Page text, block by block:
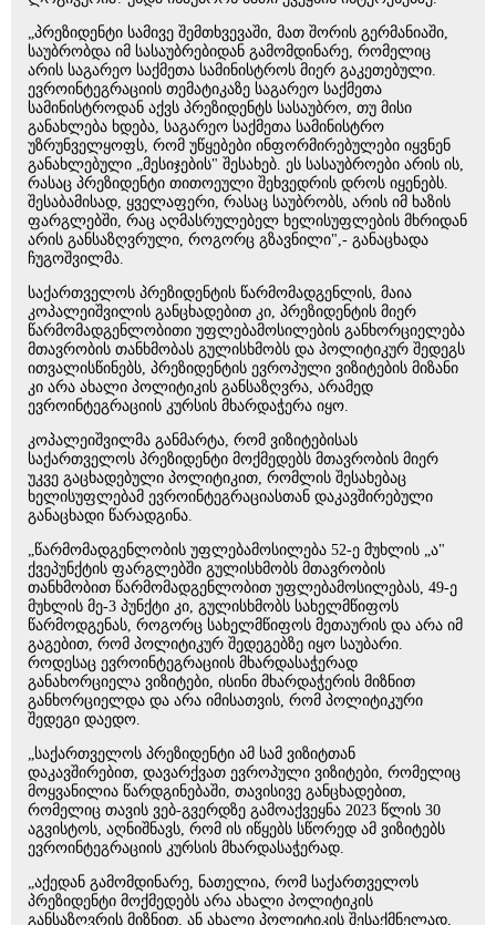
„პრეზიდენტი სამივე შემთხვევაში, მათ შორის გერმანიაში,
საუბრობდა იმ სასაუბრებიდან გამომდინარე, რომელიც
არის საგარეო საქმეთა სამინისტროს მიერ გაკეთებული.
ევროინტეგრაციის თემატიკაზე საგარეო საქმეთა
სამინისტროდან აქვს პრეზიდენტს სასაუბრო, თუ მისი
განახლება ხდება, საგარეო საქმეთა სამინისტრო
უზრუნველყოფს, რომ უწყებები ინფორმირებულები იყვნენ
განახლებული „მესიჯების" შესახებ. ეს სასაუბროები არის ის,
რასაც პრეზიდენტი თითოეული შეხვედრის დროს იყენებს.
შესაბამისად, ყველაფერი, რასაც საუბრობს, არის იმ ხაზის
ფარგლებში, რაც აღმასრულებელ ხელისუფლების მხრიდან
არის განსაზღვრული, როგორც გზავნილი",- განაცხადა
ჩუგოშვილმა.
საქართველოს პრეზიდენტის წარმომადგენლის, მაია
კოპალეიშვილის განცხადებით კი, პრეზიდენტის მიერ
წარმომადგენლობითი უფლებამოსილების განხორციელება
მთავრობის თანხმობას გულისხმობს და პოლიტიკურ შედეგს
ითვალისწინებს, პრეზიდენტის ევროპული ვიზიტების მიზანი
კი არა ახალი პოლიტიკის განსაზღვრა, არამედ
ევროინტეგრაციის კურსის მხარდაჭერა იყო.
კოპალეიშვილმა განმარტა, რომ ვიზიტებისას
საქართველოს პრეზიდენტი მოქმედებს მთავრობის მიერ
უკვე გაცხადებული პოლიტიკით, რომლის შესახებაც
ხელისუფლებამ ევროინტეგრაციასთან დაკავშირებული
განაცხადი წარადგინა.
„წარმომადგენლობის უფლებამოსილება 52-ე მუხლის „ა"
ქვეპუნქტის ფარგლებში გულისხმობს მთავრობის
თანხმობით წარმომადგენლობით უფლებამოსილებას, 49-ე
მუხლის მე-3 პუნქტი კი, გულისხმობს სახელმწიფოს
წარმოდგენას, როგორც სახელმწიფოს მეთაურის და არა იმ
გაგებით, რომ პოლიტიკურ შედეგებზე იყო საუბარი.
როდესაც ევროინტეგრაციის მხარდასაჭერად
განახორციელა ვიზიტები, ისინი მხარდაჭერის მიზნით
განხორციელდა და არა იმისათვის, რომ პოლიტიკური
შედეგი დაედო.
„საქართველოს პრეზიდენტი ამ სამ ვიზიტთან
დაკავშირებით, დავარქვათ ევროპული ვიზიტები, რომელიც
მოყვანილია წარდგინებაში, თავისივე განცხადებით,
რომელიც თავის ვებ-გვერდზე გამოაქვეყნა 2023 წლის 30
აგვისტოს, აღნიშნავს, რომ ის იწყებს სწორედ ამ ვიზიტებს
ევროინტეგრაციის კურსის მხარდასაჭერად.
„აქედან გამომდინარე, ნათელია, რომ საქართველოს
პრეზიდენტი მოქმედებს არა ახალი პოლიტიკის
განსაზღვრის მიზნით, ან ახალი პოლიტიკის შესაქმნელად,